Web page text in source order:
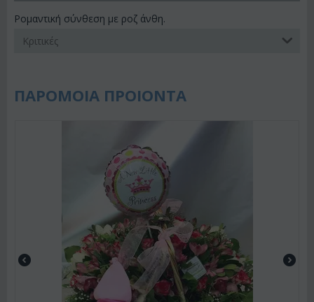
Ρομαντική σύνθεση με ροζ άνθη.
Κριτικές
ΠΑΡΟΜΟΙΑ ΠΡΟΙΟΝΤΑ